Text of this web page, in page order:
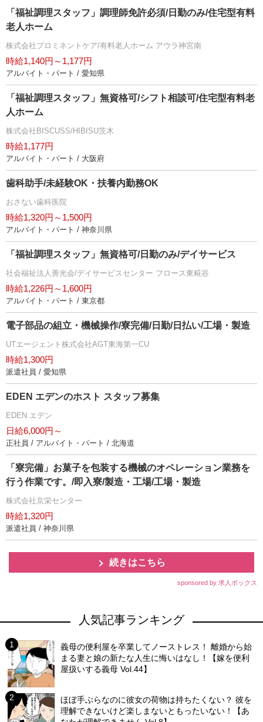
「福祉調理スタッフ」調理師免許必須/日勤のみ/住宅型有料
老人ホーム
株式会社プロミネントケア/有料老人ホーム アウラ神宮南
時給1,140円～1,177円
アルバイト・パート / 愛知県
「福祉調理スタッフ」無資格可/シフト相談可/住宅型有料老
人ホーム
株式会社BISCUSS/HIBISU茨木
時給1,177円
アルバイト・パート / 大阪府
歯科助手/未経験OK・扶養内勤務OK
おさない歯科医院
時給1,320円～1,500円
アルバイト・パート / 神奈川県
「福祉調理スタッフ」無資格可/日勤のみ/デイサービス
社会福祉法人善光会/デイサービスセンター フロース東糀谷
時給1,226円～1,600円
アルバイト・パート / 東京都
電子部品の組立・機械操作/寮完備/日勤/日払い/工場・製造
UTエージェント株式会社AGT東海第一CU
時給1,300円
派遣社員 / 愛知県
EDEN エデンのホスト スタッフ募集
EDEN エデン
日給6,000円～
正社員 / アルバイト・パート / 北海道
「寮完備」お菓子を包装する機械のオペレーション業務を
行う作業です。/即入寮/製造・工場/工場・製造
株式会社京栄センター
時給1,320円
派遣社員 / 神奈川県
続きはこちら
sponsored by 求人ボックス
人気記事ランキング
義母の便利屋を卒業してノーストレス！ 離婚から始
まる妻と娘の新たな人生に悔いはなし！【嫁を便利
屋扱いする義母 Vol.44】
ほぼ手ぶらなのに彼女の荷物は持ちたくない？ 彼を
理解できないけど楽しまないともったいない！【あ